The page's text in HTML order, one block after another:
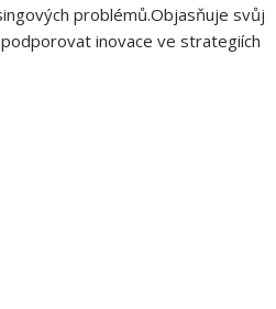
problémů.Objasňuje svůj
inovace ve strategiích